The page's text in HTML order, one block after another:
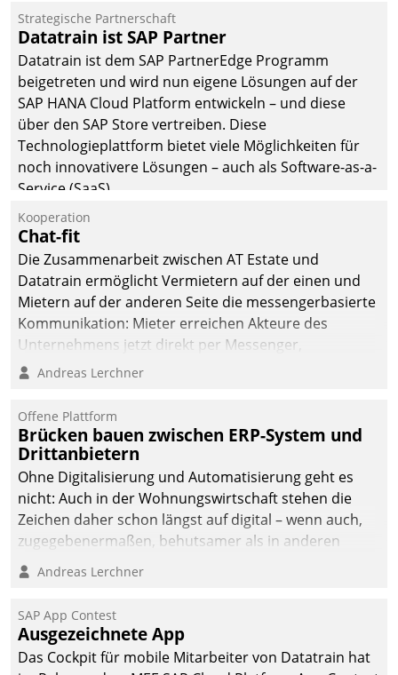
Einsparungen durch optimierte und automatisierte
Prozesse. Doch man darf nicht zu viel erwarten: Allein
mit der Einführung einer neuen Software ist es nicht
getan. Die Digitalisierung erfordert von Unternehmen
die Bereitschaft, sich zu überprüfen, zu hinterfragen
und zu verändern.
Strategische Partnerschaft
Datatrain ist SAP Partner
Datatrain ist dem SAP PartnerEdge Programm
beigetreten und wird nun eigene Lösungen auf der
SAP HANA Cloud Platform entwickeln – und diese
über den SAP Store vertreiben. Diese
Technologieplattform bietet viele Möglichkeiten für
noch innovativere Lösungen – auch als Software-as-a-
Service (SaaS).
Kooperation
Chat-fit
Die Zusammenarbeit zwischen AT Estate und
Datatrain ermöglicht Vermietern auf der einen und
Mietern auf der anderen Seite die messengerbasierte
Kommunikation: Mieter erreichen Akteure des
Unternehmens jetzt direkt per Messenger,
Mitarbeiter oder Dienstleister empfangen oder
Andreas Lerchner
Offene Plattform
Brücken bauen zwischen ERP-System und
Drittanbietern
Ohne Digitalisierung und Automatisierung geht es
nicht: Auch in der Wohnungswirtschaft stehen die
Zeichen daher schon längst auf digital – wenn auch,
zugegebenermaßen, behutsamer als in anderen
Branchen.
Andreas Lerchner
SAP App Contest
Ausgezeichnete App
Das Cockpit für mobile Mitarbeiter von Datatrain hat